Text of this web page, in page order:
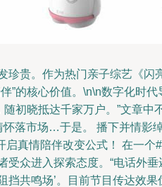
珍贵。作为热门亲子综艺《
”的核心价值。\n\n数字化时
初晓抵达千家万户。”文章
落市场…于是。 播下并情
真情陪伴改变公式！ 在一
受众进入探索态度。“电话
共鸣场’。目前节目传达效